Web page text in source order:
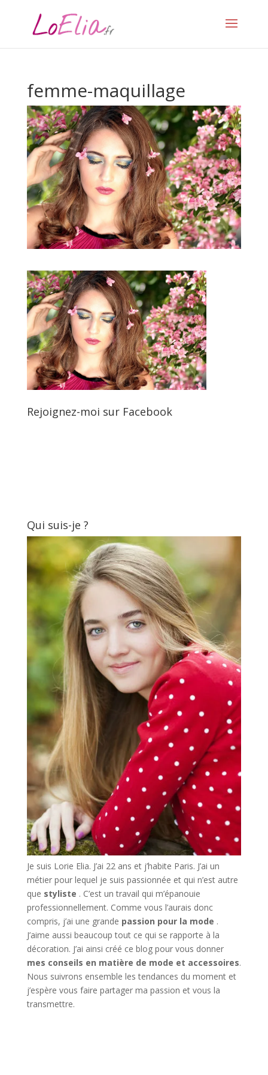
femme-maquillage
Rejoignez-moi sur Facebook
Qui suis-je ?
Je suis Lorie Elia. J’ai 22 ans et j’habite Paris. J’ai un
métier pour lequel je suis passionnée et qui n’est autre
que styliste . C’est un travail qui m’épanouie
professionnellement. Comme vous l’aurais donc
compris, j’ai une grande passion pour la mode .
J’aime aussi beaucoup tout ce qui se rapporte à la
décoration. J’ai ainsi créé ce blog pour vous donner
mes conseils en matière de mode et accessoires.
Nous suivrons ensemble les tendances du moment et
j’espère vous faire partager ma passion et vous la
transmettre.